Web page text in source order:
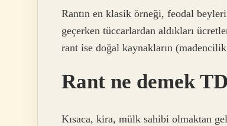
Rantın en klasik örneği, feodal
geçerken tüccarlardan aldıkları
rant ise doğal kaynakların
Rant ne demek
Kısaca, kira, mülk sahibi olmaktan